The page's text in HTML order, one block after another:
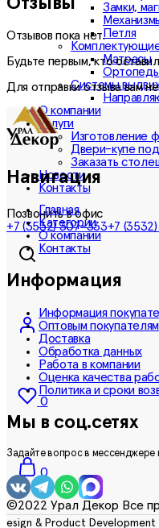
Замки,
Петля
Матрасы
Системы
О компании
Услуги
Изготовление
Двери-купе под
Заказать
Новости
Контакты
Позвонить в офис
+7 (3532) 307-333+7
0
0
Отзывов пока нет.
Будьте первым, кто
Для отправки отзыва вам
Навигация
Главная
Категории
О компании
Контакты
Информация
Информация
Оптовым покупателям
Доставка
Обработка данных
Работа в компании
Оценка качества
Политика и сроки
Мы в соц.сетях
Задайте вопрос в
©2022 Урал Декор Все